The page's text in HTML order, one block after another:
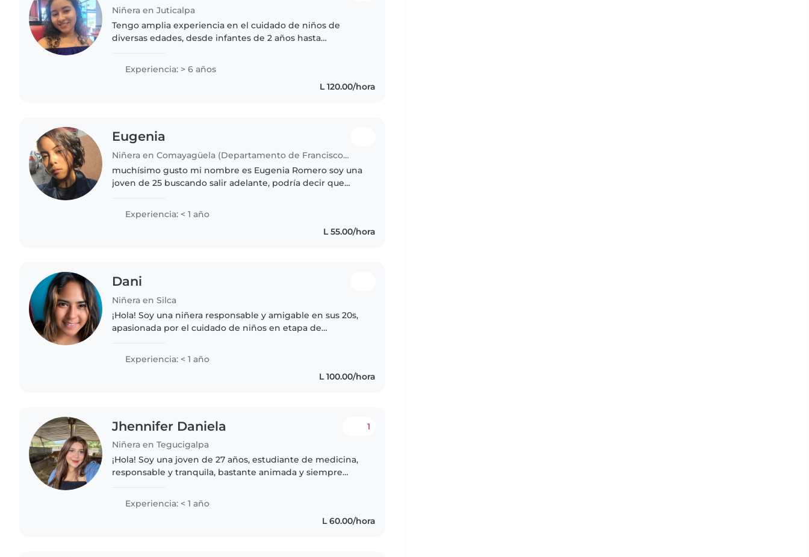
Niñera en Juticalpa
Tengo amplia experiencia en el cuidado de niños de
diversas edades, desde infantes de 2 años hasta
más significativa ha sido..
Experiencia: > 6 años
L 120.00/hora
Eugenia
Niñera en Comayagüela (Departamento de Francisco Morazán)
muchísimo gusto mi nombre es Eugenia Romero soy una
joven de 25 buscando salir adelante, podría decir que
confianza y bien a los..
Experiencia: < 1 año
L 55.00/hora
Dani
Niñera en Silca
¡Hola! Soy una niñera responsable y amigable en sus 20s,
apasionada por el cuidado de niños en etapa de
Experiencia: < 1 año
L 100.00/hora
Jhennifer Daniela
Niñera en Tegucigalpa
1
¡Hola! Soy una joven de 27 años, estudiante de medicina,
responsable y tranquila, bastante animada y siempre
desarrollo de sus..
Experiencia: < 1 año
L 60.00/hora